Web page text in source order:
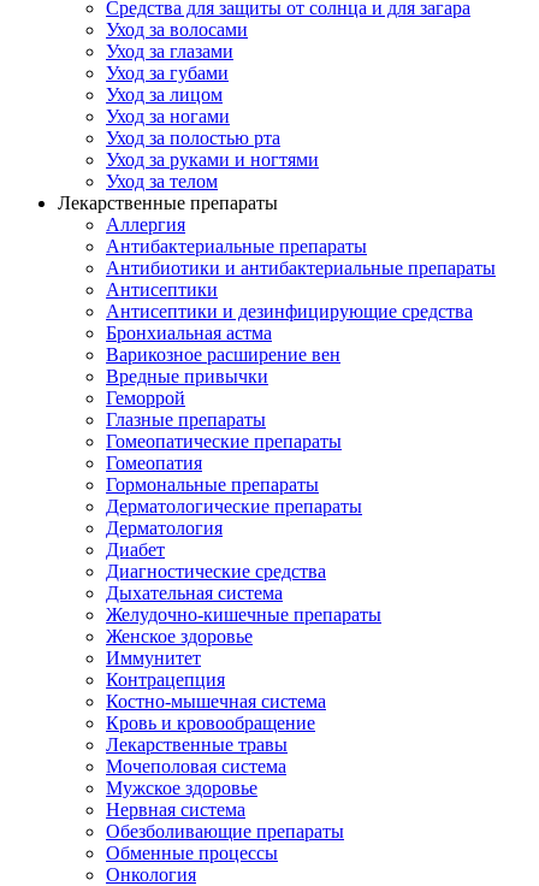
Средства для защиты от солнца и для загара
Уход за волосами
Уход за глазами
Уход за губами
Уход за лицом
Уход за ногами
Уход за полостью рта
Уход за руками и ногтями
Уход за телом
Лекарственные препараты
Аллергия
Антибактериальные препараты
Антибиотики и антибактериальные препараты
Антисептики
Антисептики и дезинфицирующие средства
Бронхиальная астма
Варикозное расширение вен
Вредные привычки
Геморрой
Глазные препараты
Гомеопатические препараты
Гомеопатия
Гормональные препараты
Дерматологические препараты
Дерматология
Диабет
Диагностические средства
Дыхательная система
Желудочно-кишечные препараты
Женское здоровье
Иммунитет
Контрацепция
Костно-мышечная система
Кровь и кровообращение
Лекарственные травы
Мочеполовая система
Мужское здоровье
Нервная система
Обезболивающие препараты
Обменные процессы
Онкология